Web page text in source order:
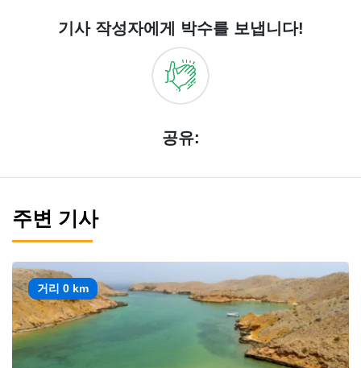
기사 작성자에게 박수를 보냅니다!
공유:
주변 기사
거리 0 km